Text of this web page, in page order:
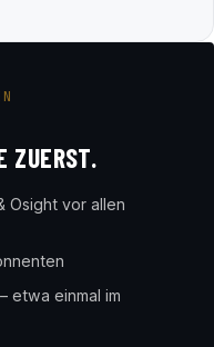
ZUERST.
Osight vor allen
etwa einmal im